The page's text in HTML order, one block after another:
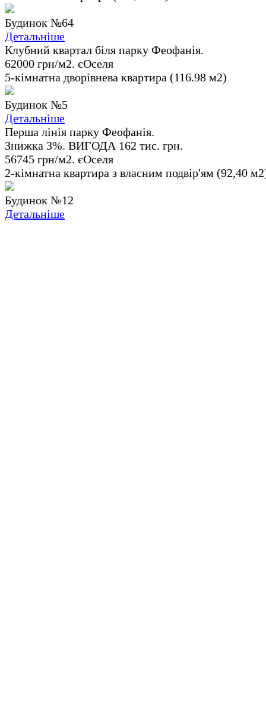
Будинок №64
Детальніше
Клубний квартал біля парку Феофанія.
62000 грн/м2. єОселя
5-кімнатна дворівнева квартира (116.98 м2)
Будинок №5
Детальніше
Перша лінія парку Феофанія.
Знижка 3%. ВИГОДА 162 тис. грн.
56745 грн/м2. єОселя
2-кімнатна квартира з власним подвір'ям (92,40
Будинок №12
Детальніше